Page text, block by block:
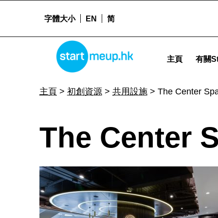
The Center Space -
STARTMEUPHK
主頁 有關
字體大小 EN 简
主頁> 初創資源> 共用設施> The Center
T
h
e
The Center